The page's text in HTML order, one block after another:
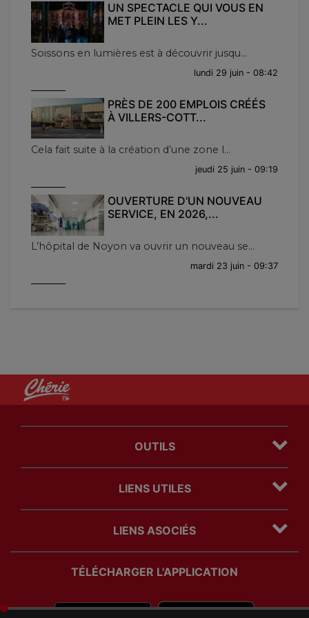
timeline
UN SPECTACLE QUI VOUS EN
MET PLEIN LES Y...
Soissons en lumières est à découvrir jusqu...
lundi 29 juin - 08:42
PRÈS DE 200 EMPLOIS CRÉÉS
À VILLERS-COTT...
Cela fait suite à la création d’une zone l...
jeudi 25 juin - 09:19
OUVERTURE D'UN NOUVEAU
SERVICE, EN 2026,...
L’hôpital de Noyon va ouvrir un nouveau se...
mardi 23 juin - 09:37
OUTILS
Politique Cookies
Politique Confidentialité
LIENS UTILES
LIENS ASOCIÉS
TÉLÉCHARGER L'APPLICATION